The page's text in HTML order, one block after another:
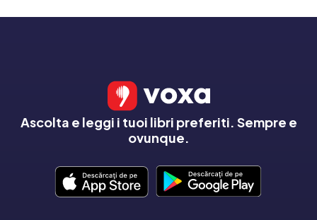
Ascolta e leggi i tuoi libri preferiti. Sempre e
ovunque.